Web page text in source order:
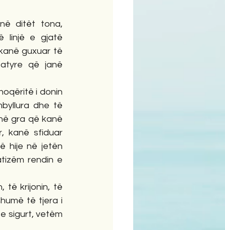
ditët tona,
linjë e gjatë
guxuar të
që janë
i donin
dhe të
gra që kanë
kanë sfiduar
hije në jetën
rendin e
të krijonin, të
të tjera i
sigurt, vetëm